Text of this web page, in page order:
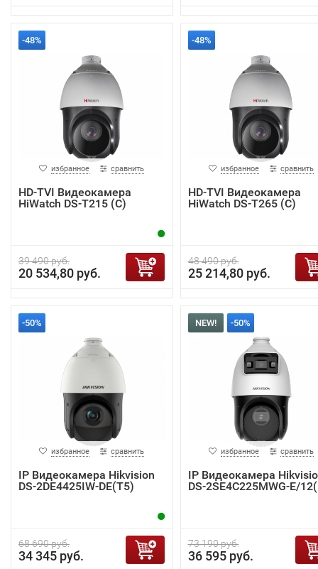
-48%
избранное сравнить
HD-TVI Видеокамера
HiWatch DS-T215 (C)
39 490 руб.
20 534,80 руб.
-48%
избранное сравнить
HD-TVI Видеокамера
HiWatch DS-T265 (C)
48 490 руб.
25 214,80 руб.
-50%
избранное сравнить
IP Видеокамера Hikvision
DS-2DE4425IW-DE(T5)
68 690 руб.
34 345 руб.
NEW! -50%
избранное сравнить
IP Видеокамера
DS-2SE4C225MWG-E/
73 190 руб.
36 595 руб.